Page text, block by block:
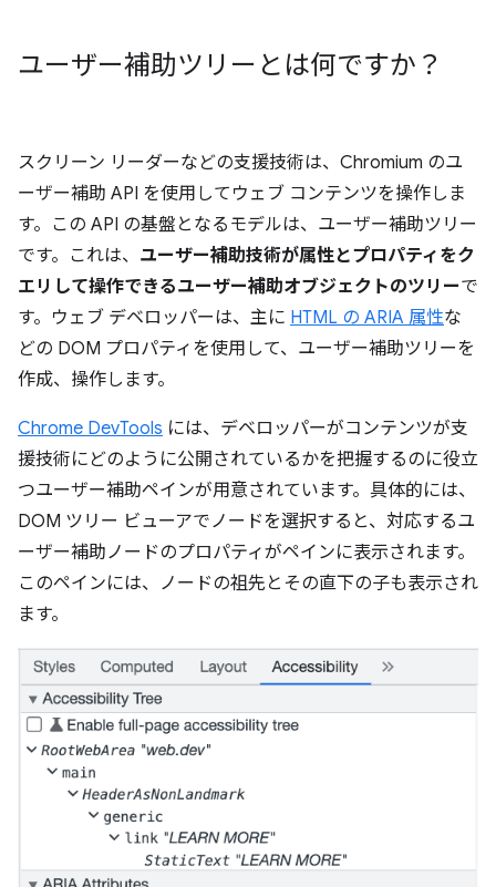
ユーザー補助ツリーとは何ですか？
スクリーン リーダーなどの支援技術は、Chromium のユ
ーザー補助 API を使用してウェブ コンテンツを操作しま
す。この API の基盤となるモデルは、ユーザー補助ツリー
です。これは、 ユーザー補助技術が属性とプロパティをク
エリして操作できるユーザー補助オブジェクトのツリーで
す。ウェブ デベロッパーは、主に HTML の ARIA 属性な
どの DOM プロパティを使用して、ユーザー補助ツリーを
作成、操作します。
Chrome DevTools には、デベロッパーがコンテンツが支
援技術にどのように公開されているかを把握するのに役立
つユーザー補助ペインが用意されています。具体的には、
DOM ツリー ビューアでノードを選択すると、対応するユ
ーザー補助ノードのプロパティがペインに表示されます。
このペインには、ノードの祖先とその直下の子も表示され
ます。